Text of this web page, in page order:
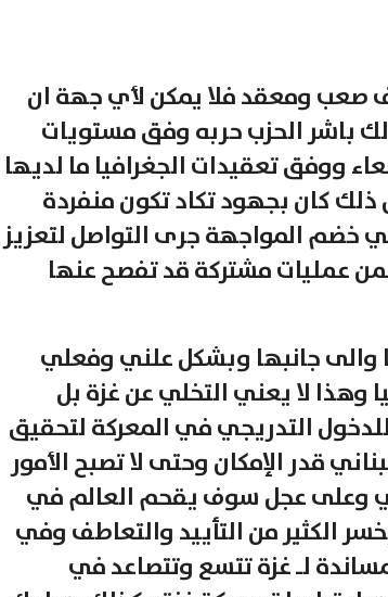
موقف صعب ومعقد فلا يمكن لأي جهة ان
باشر الحزب حربه وفق مستويات
ووفق تعقيدات الجغرافيا ما لديها
كان بجهود تكاد تكون منفردة
خضم المواجهة جرى التواصل لتعزيز
عمليات مشتركة قد تفصح عنها
والى جانبها وبشكل علني وفعلي
وهذا لا يعني التخلي عن غزة بل
التدريجي في المعركة لتحقيق
قدر الإمكان وحتى لا تصبح الأمور
وعلى عجل سوف يقحم العالم في
الكثير من التأييد والتعاطف وفي
لـ غزة تتسع وتتصاعد في